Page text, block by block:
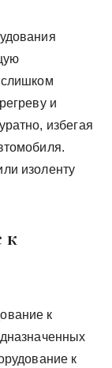
слишком
и
избегая
изоленту
к
к
к